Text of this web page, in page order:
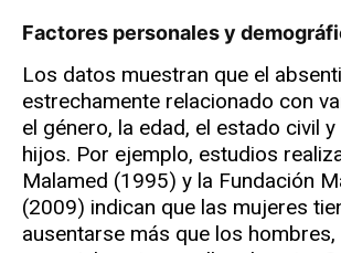
Factores personales y
Los datos muestran que el
estrechamente relacionado con
el género, la edad, el estado civil
hijos. Por ejemplo, estudios
Malamed (1995) y la Fundación
(2009) indican que las mujeres
ausentarse más que los hombres,